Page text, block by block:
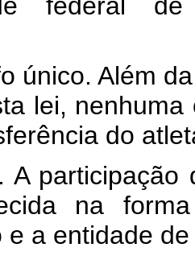
Além da
lei,
do
na
e a entidade